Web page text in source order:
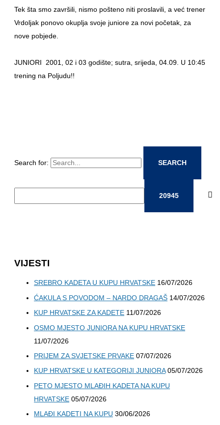
Tek šta smo završili, nismo pošteno niti proslavili, a već trener
Vrdoljak ponovo okuplja svoje juniore za novi početak, za
nove pobjede.
JUNIORI 2001, 02 i 03 godište; sutra, srijeda, 04.09. U 10:45
trening na Poljudu!!
Search for:
VIJESTI
SREBRO KADETA U KUPU HRVATSKE 16/07/2026
ĆAKULA S POVODOM – NARDO DRAGAŠ 14/07/2026
KUP HRVATSKE ZA KADETE 11/07/2026
OSMO MJESTO JUNIORA NA KUPU HRVATSKE
11/07/2026
PRIJEM ZA SVJETSKE PRVAKE 07/07/2026
KUP HRVATSKE U KATEGORIJI JUNIORA 05/07/2026
PETO MJESTO MLAĐIH KADETA NA KUPU
HRVATSKE 05/07/2026
MLAĐI KADETI NA KUPU 30/06/2026